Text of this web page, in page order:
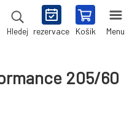
Hledej rezervace Košík Menu
205/60